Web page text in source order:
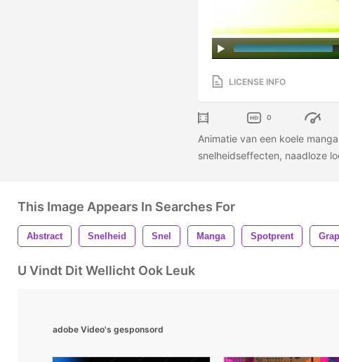
LICENSE INFO
0
Animatie van een koele
snelheidseffecten, naadloze
This Image Appears In Searches For
Abstract Snelheid Snel Manga Spotprent
U Vindt Dit Wellicht Ook Leuk
adobe Video's gesponsord